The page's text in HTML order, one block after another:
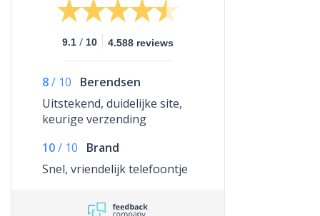
9.1 / 10 4.588 reviews
8/ 10
Berendsen
Uitstekend, duidelijke site,
keurige verzending
10/ 10
Brand
Snel, vriendelijk telefoontje